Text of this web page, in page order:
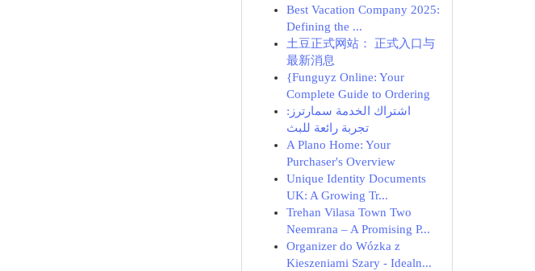
Best Vacation Company 2025:
Defining the ...
土豆正式网站： 正式入口与
最新消息
{Funguyz Online: Your
Complete Guide to Ordering
اشتراك الخدمة سمارترز:
تجربة رائعة للبث
A Plano Home: Your
Purchaser's Overview
Unique Identity Documents
UK: A Growing Tr...
Trehan Vilasa Town Two
Neemrana – A Promising P...
Organizer do Wózka z
Kieszeniami Szary - Idealn...